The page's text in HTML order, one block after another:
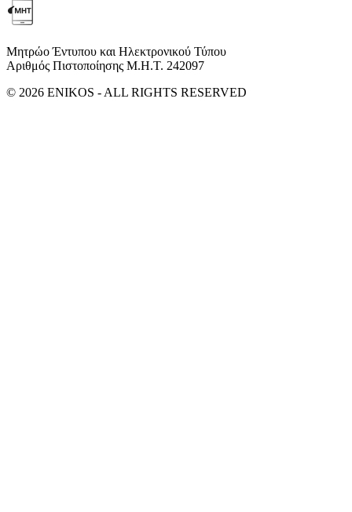
Μητρώο Έντυπου και Ηλεκτρονικού Τύπου
Αριθμός Πιστοποίησης Μ.Η.Τ. 242097
© 2026 ENIKOS - ALL RIGHTS RESERVED